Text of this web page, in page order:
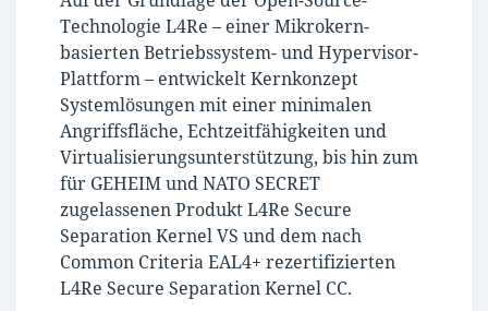
Technologie L4Re – einer Mikrokern-
basierten Betriebssystem- und Hypervisor-
Plattform – entwickelt Kernkonzept
Systemlösungen mit einer minimalen
Angriffsfläche, Echtzeitfähigkeiten und
Virtualisierungsunterstützung, bis hin zum
für GEHEIM und NATO SECRET
zugelassenen Produkt L4Re Secure
Separation Kernel VS und dem nach
Common Criteria EAL4+ rezertifizierten
L4Re Secure Separation Kernel CC.